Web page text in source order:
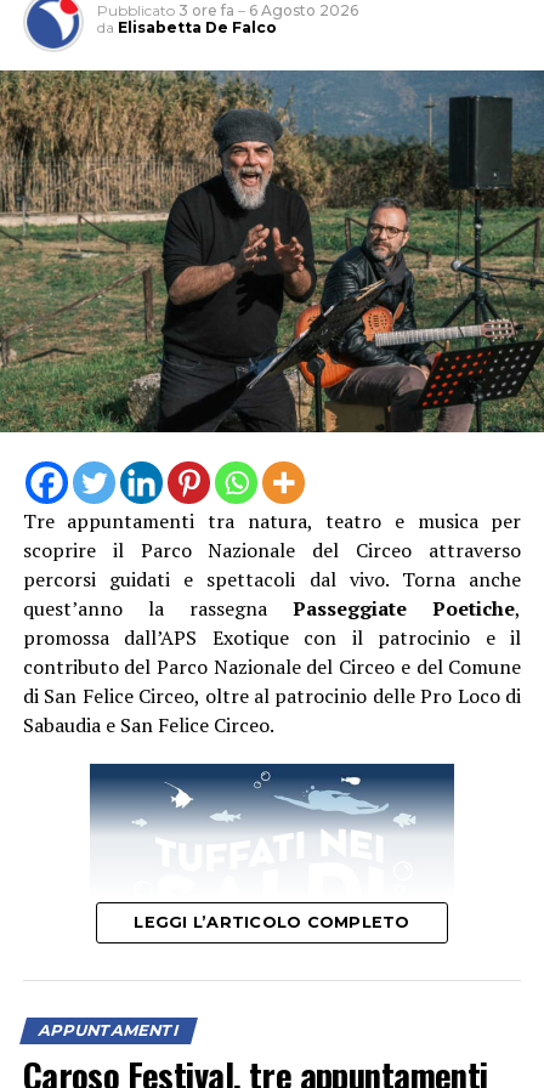
Pubblicato 3 ore fa – 6 Agosto 2026
da Elisabetta De Falco
Tre appuntamenti tra natura, teatro e musica per
scoprire il Parco Nazionale del Circeo attraverso
percorsi guidati e spettacoli dal vivo. Torna anche
quest’anno la rassegnaPasseggiate Poetiche,
promossa dall’APS Exotique con il patrocinio e il
contributo del Parco Nazionale del Circeo e del Comune
di San Felice Circeo, oltre al patrocinio delle Pro Loco di
Sabaudia e San Felice Circeo.
LEGGI L’ARTICOLO COMPLETO
APPUNTAMENTI
Caroso Festival, tre appuntamenti